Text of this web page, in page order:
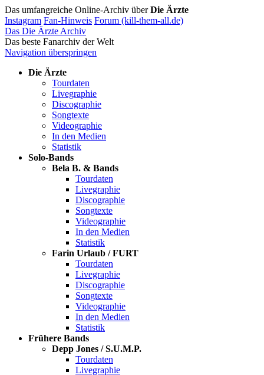
Das umfangreiche Online-Archiv überDie Ärzte
Instagram Fan-Hinweis Forum (kill-them-all.de)
Das Die Ärzte Archiv
Das beste Fanarchiv der Welt
Navigation überspringen
Die Ärzte
Tourdaten
Livegraphie
Discographie
Songtexte
Videographie
In den Medien
Statistik
Solo-Bands
Bela B. & Bands
Tourdaten
Livegraphie
Discographie
Songtexte
Videographie
In den Medien
Statistik
Farin Urlaub / FURT
Tourdaten
Livegraphie
Discographie
Songtexte
Videographie
In den Medien
Statistik
Frühere Bands
Depp Jones / S.U.M.P.
Tourdaten
Livegraphie